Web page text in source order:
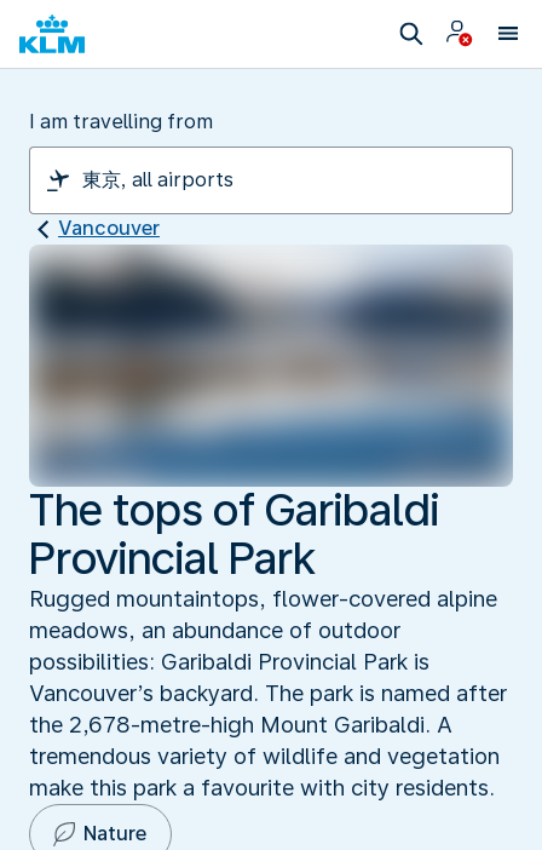
I am travelling from
Vancouver
The tops of Garibaldi
Provincial Park
Rugged mountaintops, flower-covered alpine
meadows, an abundance of outdoor
possibilities: Garibaldi Provincial Park is
Vancouver’s backyard. The park is named after
the 2,678-metre-high Mount Garibaldi. A
tremendous variety of wildlife and vegetation
make this park a favourite with city residents.
Nature